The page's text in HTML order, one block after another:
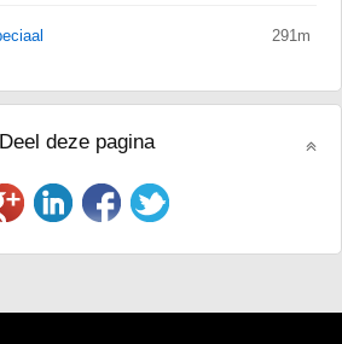
291m
Deel deze pagina